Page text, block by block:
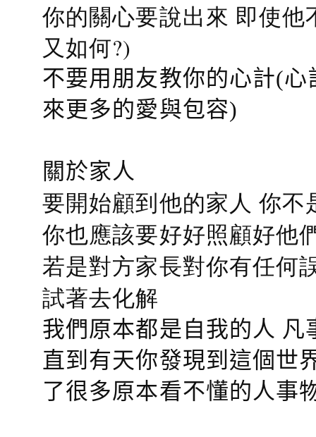
你的關心要說出來 即使
又如何?)
不要用朋友教你的心計(
來更多的愛與包容)
關於家人
要開始顧到他的家人 你
你也應該要好好照顧好他
若是對方家長對你有任何
試著去化解
我們原本都是自我的人
直到有天你發現到這個世
了很多原本看不懂的人事